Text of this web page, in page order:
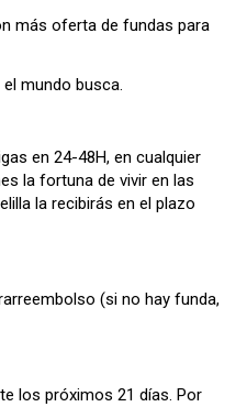
más oferta de fundas para
mundo busca.
en 24-48H, en cualquier
la fortuna de vivir en las
la recibirás en el plazo
(si no hay funda,
los próximos 21 días. Por